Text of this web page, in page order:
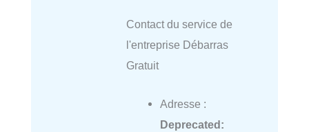
Contact du service de
l'entreprise Débarras
Gratuit
Adresse :
Deprecated: